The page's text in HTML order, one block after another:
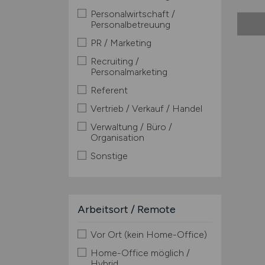
Personalwirtschaft /
Personalbetreuung
PR / Marketing
Recruiting /
Personalmarketing
Referent
Vertrieb / Verkauf / Handel
Verwaltung / Büro /
Organisation
Sonstige
Arbeitsort / Remote
Vor Ort (kein Home-Office)
Home-Office möglich /